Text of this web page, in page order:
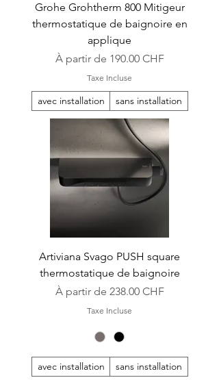
Grohe Grohtherm 800 Mitigeur
thermostatique de baignoire en
applique
À partir de 190.00 CHF
Prix promotionnel
Taxe Incluse
avec installation sans installation
Artiviana Svago PUSH square
thermostatique de baignoire
À partir de 238.00 CHF
Prix promotionnel
Taxe Incluse
avec installation sans installation